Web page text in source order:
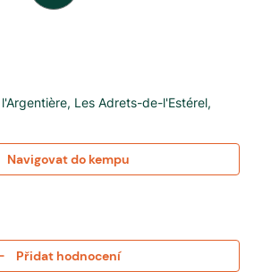
, Les Adrets-de-l'Estérel,
Navigovat do kempu
Přidat hodnocení